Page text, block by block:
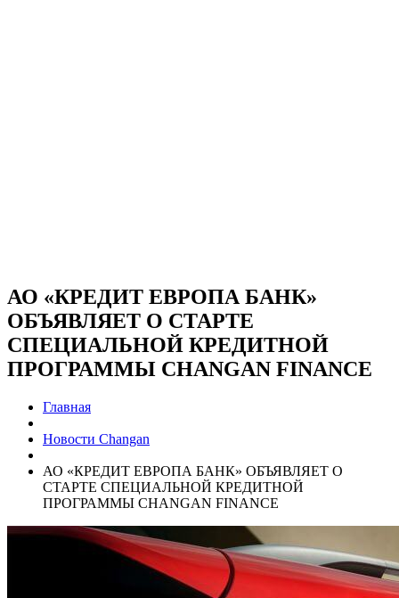
АО «КРЕДИТ ЕВРОПА БАНК»
ОБЪЯВЛЯЕТ О СТАРТЕ
СПЕЦИАЛЬНОЙ КРЕДИТНОЙ
ПРОГРАММЫ CHANGAN FINANCE
Главная
Новости Changan
АО «КРЕДИТ ЕВРОПА БАНК» ОБЪЯВЛЯЕТ О
СТАРТЕ СПЕЦИАЛЬНОЙ КРЕДИТНОЙ
ПРОГРАММЫ CHANGAN FINANCE